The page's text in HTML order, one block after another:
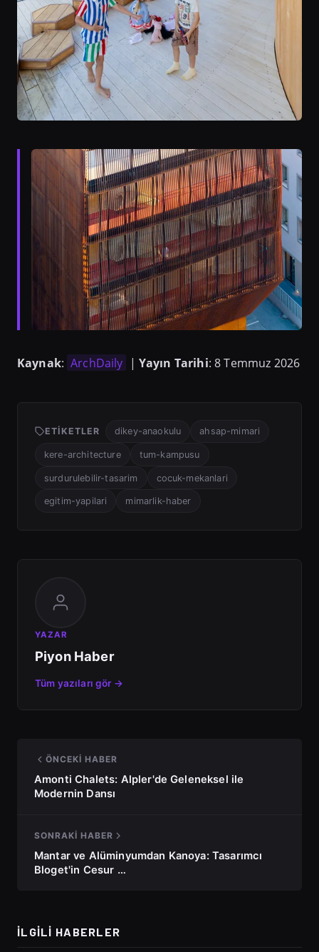
Kaynak: ArchDaily | Yayın Tarihi: 8 Temmuz 2026
ETIKETLER dikey-anaokulu ahsap-mimari
kere-architecture tum-kampusu
surdurulebilir-tasarim cocuk-mekanlari
egitim-yapilari mimarlik-haber
YAZAR
Piyon Haber
Tüm yazıları gör →
ÖNCEKI HABER
Amonti Chalets: Alpler'de Geleneksel ile
Modernin Dansı
SONRAKI HABER
Mantar ve Alüminyumdan Kanoya: Tasarımcı
Bloget'in Cesur …
İLGILI HABERLER